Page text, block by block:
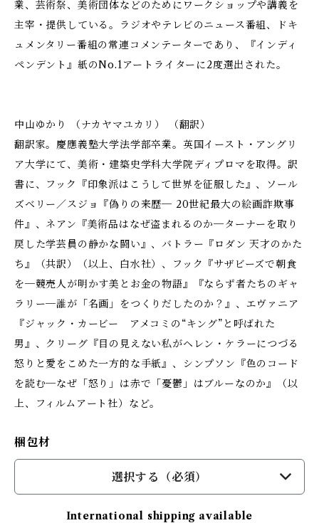
業、芸術祭、美術団体などのためにワークショップや講義を
主宰・提供している。ラジオやテレビのニュース番組、ドキ
ュメンタリー番組の常連コメンテーターであり、『インディ
ペンデント』紙のNo.1アートライターに2度選出された。
中山ゆかり （ナカヤマユカリ） （翻訳）
翻訳家。慶應義塾大学法学部卒業。英国イースト・アングリ
ア大学にて、美術・建築史学科大学院ディプロマを取得。訳
書に、フック『印象派はこうして世界を征服した』、ソール
ズベリー／スジョ『偽りの来歴─ 20世紀最大の絵画詐欺事
件』、ネアン『美術品はなぜ盗まれるのか─ターナーを取り
戻した学芸員の静かな闘い』、バトラー『ロダン 天才のかた
ち』（共訳）（以上、白水社）、フック『サザビーズで朝食
を─競売人が明かす美とお金の物語』『ならず者たちのギャ
ラリー─誰が「名画」をつくりだしたのか？』、エヴァニア
『ジャック・カービー アメコミの“キング”と呼ばれた
男』、クリーグ『目の見えない私がヘレン・ケラーにつづる
怒りと愛をこめた一方的な手紙』、シンプソン『色のコード
を読む─なぜ「怒り」は赤で「憂鬱」はブルーなのか』（以
上、フィルムアート社）など。
梱包材
選択する（必須）
International shipping available